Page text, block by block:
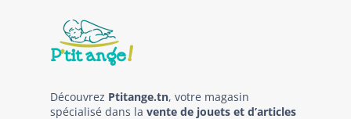
Découvrez Ptitange.tn, votre magasin
spécialisé dans la vente de jouets et d’articles